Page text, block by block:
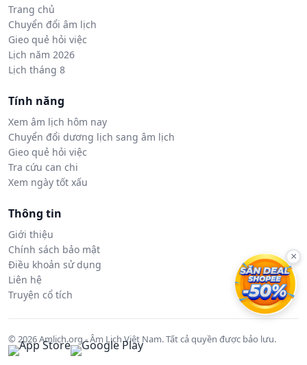
Trang chủ
Chuyển đổi âm lịch
Gieo quẻ hỏi việc
Lịch năm 2026
Lịch tháng 8
Tính năng
Xem âm lịch hôm nay
Chuyển đổi dương lịch sang âm lịch
Gieo quẻ hỏi việc
Tra cứu can chi
Xem ngày tốt xấu
Thông tin
Giới thiệu
Chính sách bảo mật
Điều khoản sử dụng
Liên hệ
Truyện cổ tích
© 2026 Amlich.org - Âm Lịch Việt Nam. Tất cả quyền được bảo lưu.
×